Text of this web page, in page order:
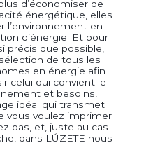
d’économiser de
énergétique, elles
l’environnement en
d’énergie. Et pour
précis que possible,
de tous les
en énergie afin
celui qui convient le
et besoins,
idéal qui transmet
vous voulez imprimer
pas, et, juste au cas
dans LÚZETE nous